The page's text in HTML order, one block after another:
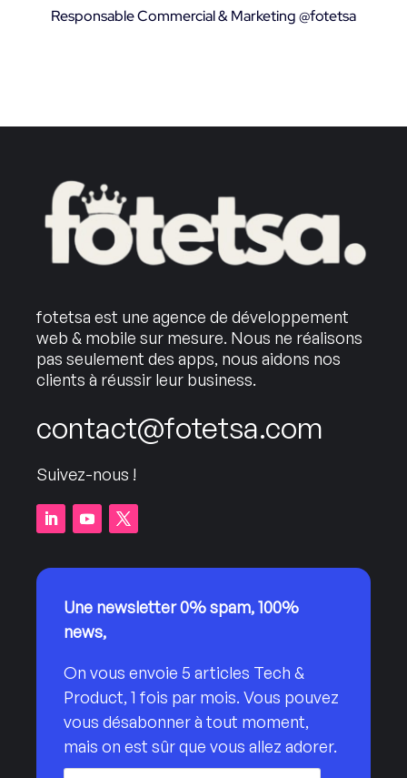
Responsable Commercial & Marketing @fotetsa
fotetsa est une agence de développement
web & mobile sur mesure. Nous ne réalisons
pas seulement des apps, nous aidons nos
clients à réussir leur business.
contact@fotetsa.com
Suivez-nous !
Une newsletter 0% spam, 100%
news,
On vous envoie 5 articles Tech &
Product, 1 fois par mois. Vous pouvez
vous désabonner à tout moment,
mais on est sûr que vous allez adorer.